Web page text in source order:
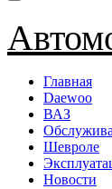
Главная
Daewoo
ВАЗ
Шевроле
Новости